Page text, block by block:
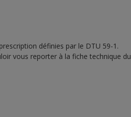
définies par le DTU 59-1.
vous reporter à la fiche technique du